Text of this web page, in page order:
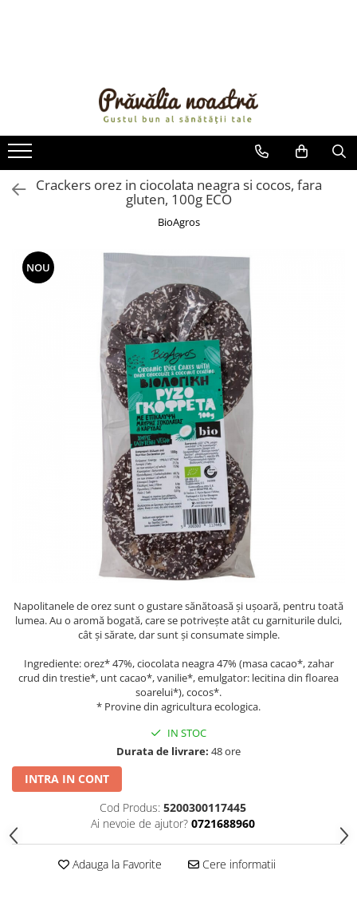
ULEIURI ȘI UNTURI
MĂSLINE
NUCI ȘI SEMINȚE
FRUCTE DESHIDRATATE
ÎNDULCITORI NATURALI / MIERE
OȚETURI ȘI SOSURI
SOSURI
FĂINĂ FĂRĂ GLUTEN
BĂUTURI / LAPTE VEGETAL
OREZ ȘI CEREALE
CREME ȘI PASTE TARTINABILE
CEAIURI GRECEȘTI
PRODUSE ECO / ORGANICE
PRODUSE ROMÂNEȘTI
COSMETICE
REMEDII NATURISTE
Crackers orez in ciocolata neagra si cocos, fara
gluten, 100g ECO
BioAgros
NOU
Napolitanele de orez sunt o gustare sănătoasă și ușoară, pentru toată
lumea. Au o aromă bogată, care se potrivește atât cu garniturile dulci,
cât și sărate, dar sunt și consumate simple.
Ingrediente: orez* 47%, ciocolata neagra 47% (masa cacao*, zahar
crud din trestie*, unt cacao*, vanilie*, emulgator: lecitina din floarea
soarelui*), cocos*.
​​​​​​​* Provine din agricultura ecologica.
IN STOC
Durata de livrare: 48 ore
INTRA IN CONT
Cod Produs: 5200300117445
Ai nevoie de ajutor? 0721688960
Adauga la Favorite Cere informatii